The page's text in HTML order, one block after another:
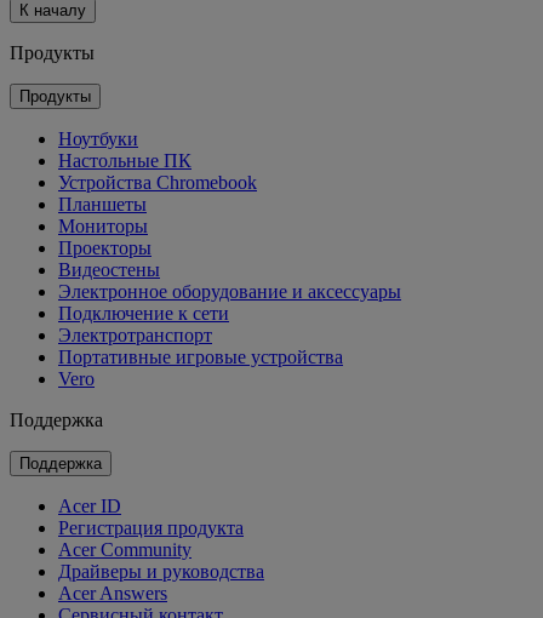
К началу
Продукты
Продукты
Ноутбуки
Настольные ПК
Устройства Chromebook
Планшеты
Мониторы
Проекторы
Видеостены
Электронное оборудование и аксессуары
Подключение к сети
Электротранспорт
Портативные игровые устройства
Vero
Поддержка
Поддержка
Acer ID
Регистрация продукта
Acer Community
Драйверы и руководства
Acer Answers